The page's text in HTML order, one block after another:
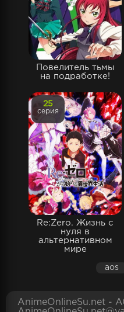
Повелитель тьмы
на подработке!
Re:Zero. Жизнь с
нуля в
альтернативном
мире
25
серия
aos
AnimeOnlineSu.net -